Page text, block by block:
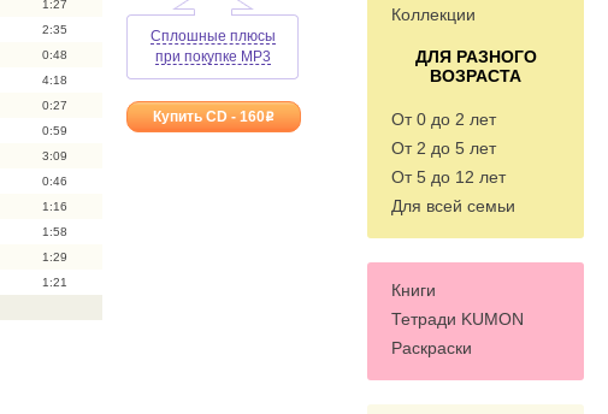
Коллекции
ДЛЯ РАЗНОГО
ВОЗРАСТА
От 0 до 2 лет
От 2 до 5 лет
От 5 до 12 лет
Для всей семьи
Книги
Тетради KUMON
Раскраски
Сплошные плюсы
при покупке MP3
Купить CD - 160o
1:27
2:35
0:48
4:18
0:27
0:59
3:09
0:46
1:16
1:58
1:29
1:21